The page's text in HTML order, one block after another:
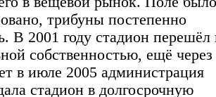
трибуны постепенно
В 2001 году стадион перешёл
собственностью, ещё через
в июле 2005 администрация
стадион в долгосрочную